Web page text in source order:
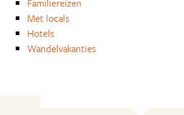
Familiereizen
Met locals
Hotels
Wandelvakanties